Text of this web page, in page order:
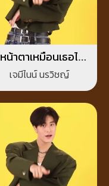
น้าตาเหมือนเธอไหม
(Love Love Love)
เจมีไนน์ นรวิชญ์